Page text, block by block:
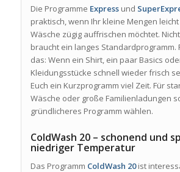
Die Programme Expressund
praktisch, wenn Ihr kleine Mengen
Wäsche zügig auffrischen möchtet.
braucht ein langes Standardprogramm.
das: Wenn ein Shirt, ein paar Basics
Kleidungsstücke schnell wieder frisch
Euch ein Kurzprogramm viel Zeit. Für
Wäsche oder große Familienladungen
gründlicheres Programm wählen.
ColdWash 20 – schonend und
niedriger Temperatur
Das Programm ColdWash 20ist